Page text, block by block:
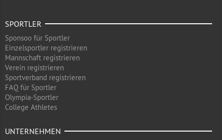
SPORTLER
Sponsoo für Sportler
Einzelsportler registrieren
Mannschaft registrieren
Verein registrieren
Sportverband registrieren
FAQ für Sportler
Olympia-Sportler
College Athletes
UNTERNEHMEN